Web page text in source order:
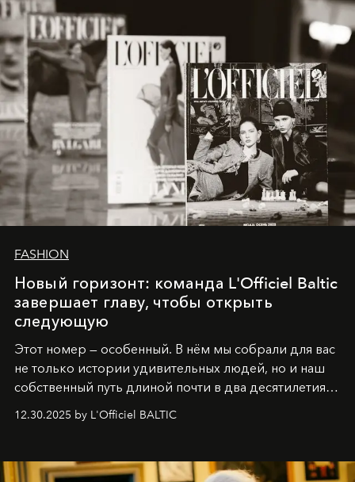
converge with surgical precision.
FASHION
Новый горизонт: команда L'Officiel Baltic
завершает главу, чтобы открыть
следующую
Этот номер — особенный. В нём мы собрали для вас
не только истории удивительных людей, но и наш
собственный путь длиной почти в два десятилетия.
души говорим спасибо каждому, кто был с нами все
самыми искренними пожеланиями и теплом, ваша
12.30.2025 by L'Officiel BALTIC